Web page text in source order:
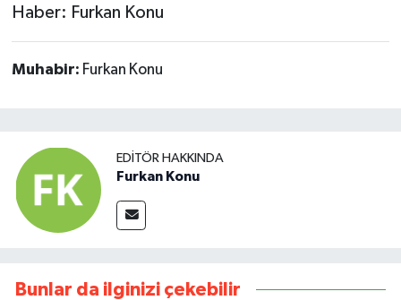
Haber: Furkan Konu
Muhabir: Furkan Konu
EDITÖR HAKKINDA
Furkan Konu
Bunlar da ilginizi çekebilir